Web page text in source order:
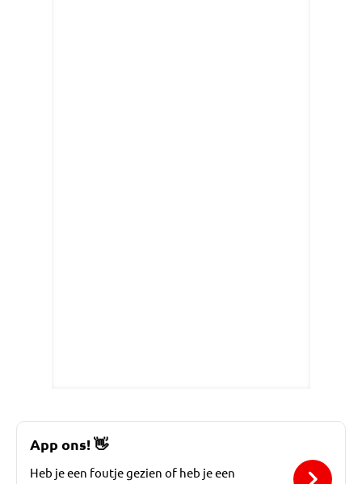
App ons!👋
Heb je een foutje gezien of heb je een